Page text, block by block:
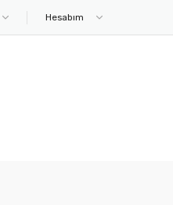
Hesabım